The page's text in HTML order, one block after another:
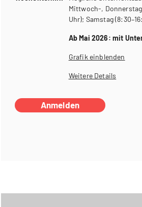
Mittwoch-,
Uhr); Samstag
Ab Mai 2026: mit
Grafik einblenden
Weitere Details
Anmelden